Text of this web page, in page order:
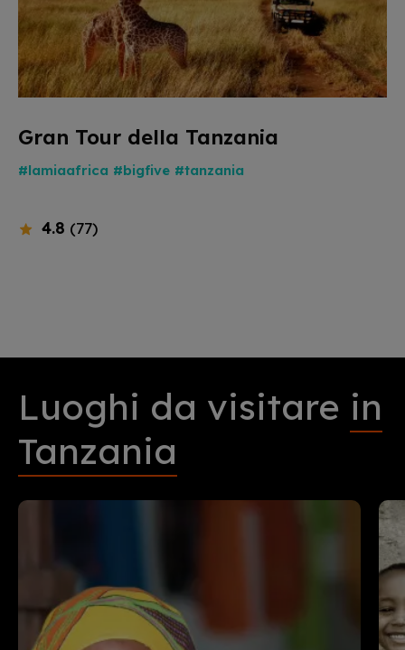
Gran Tour della Tanzania
#lamiaafrica #bigfive #tanzania
4.8 (77)
Luoghi da visitare in
Tanzania